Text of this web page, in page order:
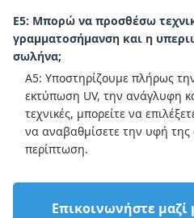
Ε5: Μπορώ να προσθέσω
γραμματοσήμανση και η
σωλήνα;
Α5: Υποστηρίζουμε πλήρως
εκτύπωση UV, την ανάγλυφη
τεχνικές, μπορείτε να
να αναβαθμίσετε την υφή
περίπτωση.
Επικοινωνήστε μαζί